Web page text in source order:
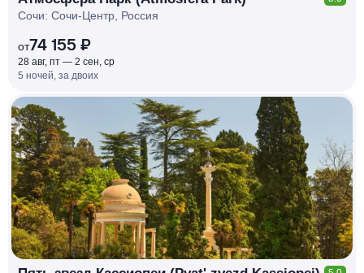
Сочи: Сочи-Центр, Россия
от74 155 ₽
28 авг, пт — 2 сен, ср
5 ночей, за двоих
КЕШБЭК
РУБЛЯ
МИ
Д
О 7
%